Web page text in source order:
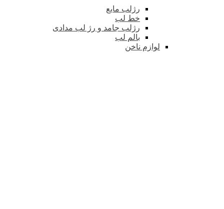
رژلب مایع
خط لب
رژلب جامد و رژ لب مدادی
بالم لب
لوازم ناخن